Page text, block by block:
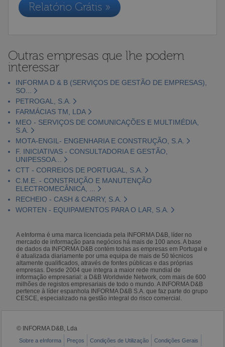
Relatório Grátis »
Outras empresas que lhe podem
interessar
INFORMA D & B (SERVIÇOS DE GESTÃO DE EMPRESAS),
SO...
PETROGAL, S.A.
FARMÁCIAS TM, LDA
MEO - SERVIÇOS DE COMUNICAÇÕES E MULTIMÉDIA,
S.A.
MOTA-ENGIL- ENGENHARIA E CONSTRUÇÃO, S.A.
F. INICIATIVAS - CONSULTADORIA E GESTÃO,
UNIPESSOA...
CTT - CORREIOS DE PORTUGAL, S.A.
C.M.E. - CONSTRUÇÃO E MANUTENÇÃO
ELECTROMECÂNICA, ...
RECHEIO - CASH & CARRY, S.A.
WORTEN - EQUIPAMENTOS PARA O LAR, S.A.
A eInforma é uma marca licenciada pela INFORMA D&B, líder no
mercado de informação para negócios há mais de 100 anos. A base
de dados da INFORMA D&B contém todas as empresas em Portugal e
é atualizada diariamente por uma equipa de mais de 50 técnicos
altamente qualificados, através de fontes públicas e das próprias
empresas. Desde 2004 que integra a maior rede mundial de
informação empresarial: a D&B Worldwide Network, com mais de 600
milhões de registos empresariais de todo o mundo. A INFORMA D&B
pertence à líder espanhola INFORMA D&B S.A. que faz parte do grupo
CESCE, especializado na gestão integral do risco comercial.
© INFORMA D&B, Lda
Sobre a eInforma Preços Condições de Utilização Condições Gerais